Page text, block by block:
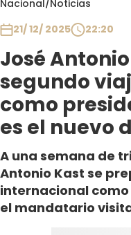
Nacional/Noticias
21/ 12/ 2025
22:20
José
segundo
como
es el nuevo
A una semana de
Antonio Kast se
internacional
el mandatario
Club De La
Contigo en Directo
Plan Perfecto
El Tiempo
Sabingo
Todos Los